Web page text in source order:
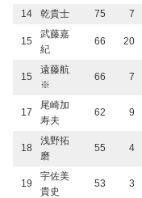
14 乾貴士 75 7
15
武藤嘉
紀
66 20
15
遠藤航
※
66 7
17
尾崎加
寿夫
62 9
18
浅野拓
磨
55 4
19
宇佐美
貴史
53 3